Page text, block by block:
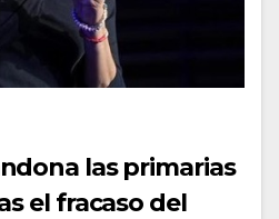
las primarias
el fracaso del